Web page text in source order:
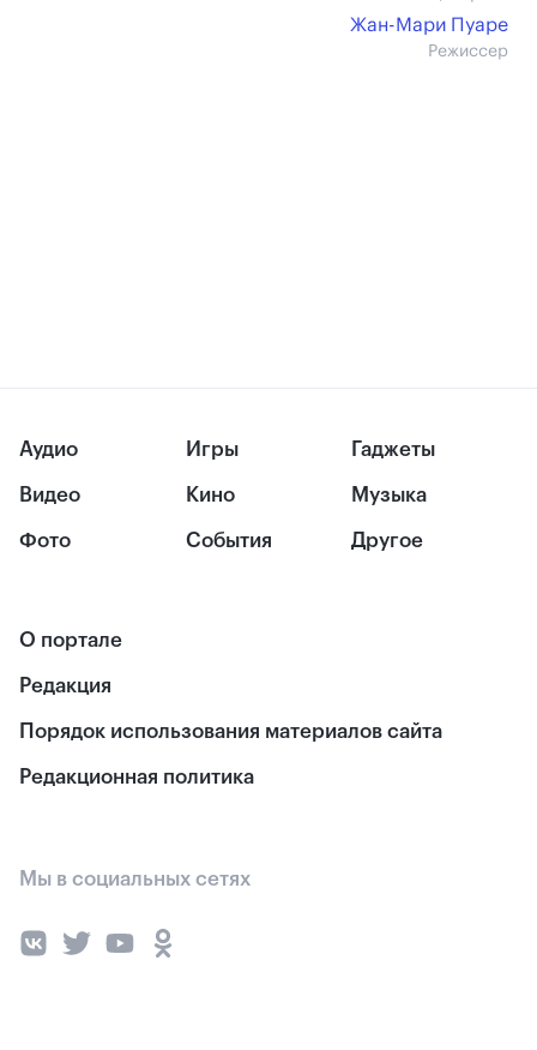
Жан-Мари Пуаре
Режиссер
Аудио
Видео
Фото
Игры
Кино
События
Гаджеты
Музыка
Другое
О портале
Редакция
Порядок использования материалов сайта
Редакционная политика
Мы в социальных сетях